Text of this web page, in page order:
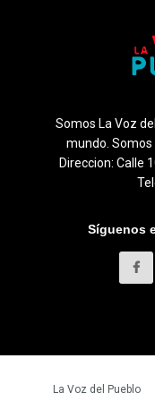
Somos La Voz
mundo. Somos
Direccion: Calle
Síguenos
La Voz del Pueblo